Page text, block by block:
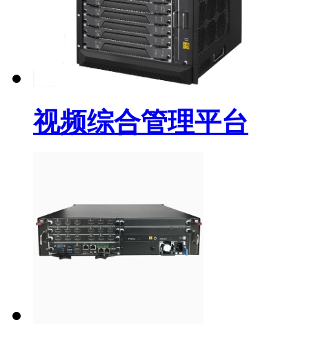
视频综合管理平台